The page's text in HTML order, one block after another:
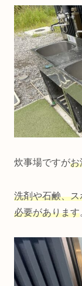
炊事場ですがお
洗剤や石鹸、
必要があります